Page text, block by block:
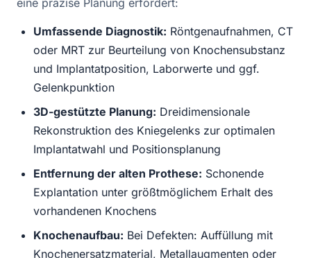
eine präzise Planung erfordert:
Umfassende Diagnostik: Röntgenaufnahmen, CT
oder MRT zur Beurteilung von Knochensubstanz
und Implantatposition, Laborwerte und ggf.
Gelenkpunktion
3D-gestützte Planung: Dreidimensionale
Rekonstruktion des Kniegelenks zur optimalen
Implantatwahl und Positionsplanung
Entfernung der alten Prothese: Schonende
Explantation unter größtmöglichem Erhalt des
vorhandenen Knochens
Knochenaufbau: Bei Defekten: Auffüllung mit
Knochenersatzmaterial, Metallaugmenten oder